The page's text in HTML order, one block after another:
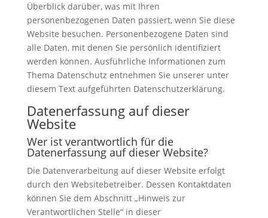
Überblick darüber, was mit Ihren
personenbezogenen Daten passiert, wenn Sie diese
Website besuchen. Personenbezogene Daten sind
alle Daten, mit denen Sie persönlich identifiziert
werden können. Ausführliche Informationen zum
Thema Datenschutz entnehmen Sie unserer unter
diesem Text aufgeführten Datenschutzerklärung.
Datenerfassung auf dieser
Website
Wer ist verantwortlich für die
Datenerfassung auf dieser Website?
Die Datenverarbeitung auf dieser Website erfolgt
durch den Websitebetreiber. Dessen Kontaktdaten
können Sie dem Abschnitt „Hinweis zur
Verantwortlichen Stelle“ in dieser